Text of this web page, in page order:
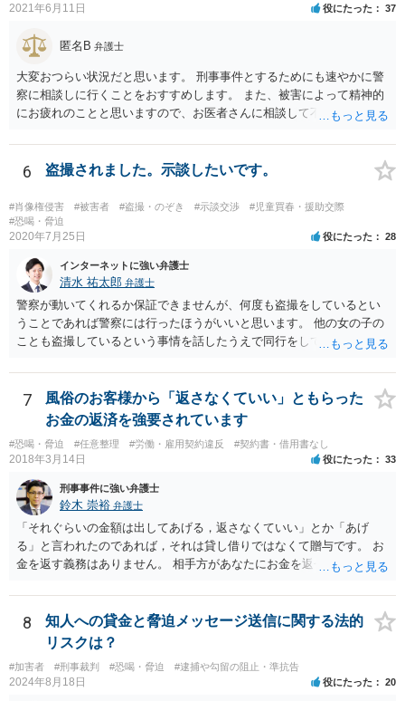
2021年6月11日 役にたった 37
匿名B 弁護士
大変おつらい状況だと思います。 刑事事件とするためにも速やかに警
察に相談しに行くことをおすすめします。 また、被害によって精神的
にお疲れのことと思いますので、お医者さんに相談して不安な気持ち
6 盗撮されました。示談したいです。
#肖像権侵害 #被害者 #盗撮・のぞき #示談交渉
#児童買春・援助交際
#恐喝・脅迫
2020年7月25日 役にたった 28
インターネットに強い弁護士
清水 祐太郎 弁護士
警察が動いてくれるか保証できませんが、何度も盗撮をしているとい
うことであれば警察には行ったほうがいいと思います。 他の女の子の
ことも盗撮しているという事情を話したうえで同行をしてほしいだと
そのあとで本人には、示談金を請求することになります。 メッセージ
としては、示談金として〇万円払ってくださいと送ることになりま
す。被害にあったことは事実なので、適度に示談金を請求するだけで
は恐喝にはなりません。会社に言うとかネットに書き込むなどという
と恐喝になりえるので注意しましょう。 メッセージだけだと相手は何
らの緊張もしないですし、ゆっくりと考える時間を与えてしまいま
す。 できれば直接会って話したほうがいいです。 もし難しければ弁護
士に依頼することも検討したほうがいいでしょう。弁護士に依頼しな
くても示談金をとれる場合もありますので、依頼するのがいいのかど
うかだけでも弁護士に相談してみるのがいいのではないでしょうか。
7
風俗のお客様から「返さなくていい」ともらった
お金の返済を強要されています
#恐喝・脅迫 #任意整理 #労働・雇用契約違反 #契約書・借用書なし
2018年3月14日 役にたった 33
刑事事件に強い弁護士
鈴木 崇裕 弁護士
「それぐらいの金額は出してあげる，返さなくていい」とか「あげ
る」と言われたのであれば，それは貸し借りではなくて贈与です。 お
金を返す義務はありません。 相手方があなたにお金を返せと請求する
なりませんが，不可能ですね。 また，「金を返さなければ家に行く＝
風俗で働いていたことをばらす」といって返金を迫る行為について
は，恐喝罪（犯罪）が成立すると考えられます。 重要なことは， １
相手方に対して「お金を返す」という約束をしないこと。贈与である
と言い張ること ２ 相手方に対して「あなたのやっていることは恐喝
です」と伝えること です。 上記をご自身で行うのは難しいかもしれま
8
知人への貸金と脅迫メッセージ送信に関する法的
リスクは？
#加害者 #刑事裁判 #恐喝・脅迫 #逮捕や勾留の阻止・準抗告
2024年8月18日 役にたった 20